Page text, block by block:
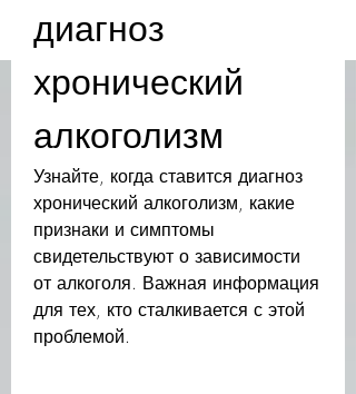
диагноз
хронический
алкоголизм
Узнайте, когда ставится диагноз
хронический алкоголизм, какие
признаки и симптомы
свидетельствуют о зависимости
от алкоголя. Важная информация
для тех, кто сталкивается с этой
проблемой.